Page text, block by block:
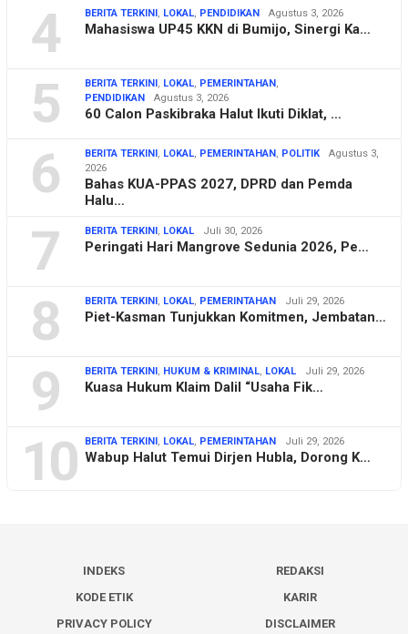
4 BERITA TERKINI , LOKAL, PENDIDIKAN Agustus 3, 2026
Mahasiswa UP45 KKN di Bumijo, Sinergi Ka…
5 BERITA TERKINI , LOKAL, PEMERINTAHAN ,
PENDIDIKAN
Agustus 3, 2026
60 Calon Paskibraka Halut Ikuti Diklat, …
6 BERITA TERKINI , LOKAL, PEMERINTAHAN , POLITIK
Agustus 3,
2026
Bahas KUA-PPAS 2027, DPRD dan Pemda
Halu…
7 BERITA TERKINI , LOKAL Juli 30, 2026
Peringati Hari Mangrove Sedunia 2026, Pe…
8 BERITA TERKINI , LOKAL, PEMERINTAHAN Juli 29, 2026
Piet-Kasman Tunjukkan Komitmen, Jembatan…
9 BERITA TERKINI , HUKUM & KRIMINAL, LOKAL Juli 29, 2026
Kuasa Hukum Klaim Dalil “Usaha Fik…
10 BERITA TERKINI , LOKAL, PEMERINTAHAN Juli 29, 2026
Wabup Halut Temui Dirjen Hubla, Dorong K…
INDEKS
REDAKSI
KODE ETIK
KARIR
PRIVACY POLICY
DISCLAIMER